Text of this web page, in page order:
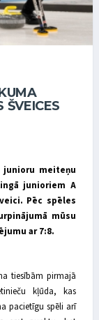
ŠVEICES
junioru meiteņu
junioriem A
Pēc spēles
mūsu
ar 7:8.
tiesībām pirmajā
kļūda, kas
pacietīgu spēli arī